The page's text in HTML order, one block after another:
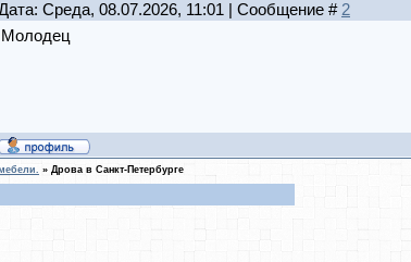
Среда, 08.07.2026, 11:01 | Сообщение # 2
Молодец
» Дрова в Санкт-Петербурге